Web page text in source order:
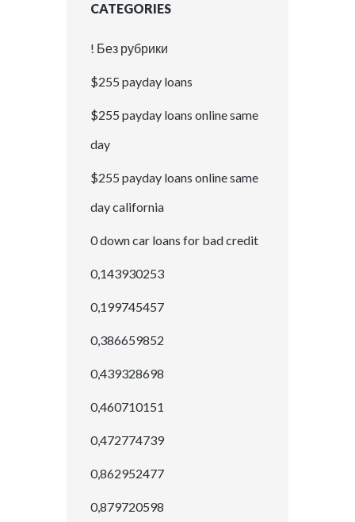
CATEGORIES
! Без рубрики
$255 payday loans
$255 payday loans online same
day
$255 payday loans online same
day california
0 down car loans for bad credit
0,143930253
0,199745457
0,386659852
0,439328698
0,460710151
0,472774739
0,862952477
0,879720598